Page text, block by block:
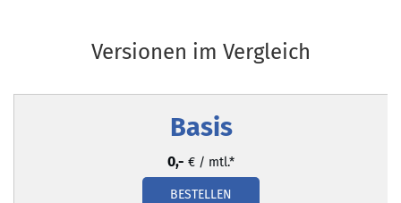
Versionen im Vergleich
Basis
0,- € / mtl.*
BESTELLEN